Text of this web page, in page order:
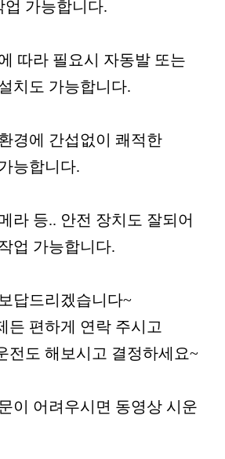
업 가능합니다.
따라 필요시 자동발 또는
치도 가능합니다.
경에 간섭없이 쾌적한
능합니다.
라 등.. 안전 장치도 잘되어
업 가능합니다.
답드리겠습니다~
든 편하게 연락 주시고
전도 해보시고 결정하세요~
이 어려우시면 동영상 시운